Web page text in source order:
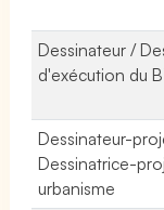
Dessinateur /
d'exécution du
Dessinateur-
Dessinatrice-
urbanisme